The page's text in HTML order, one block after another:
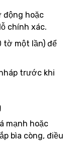
động hoặc
chính xác.
tờ một lần) để
trước khi
mạnh hoặc
bìa còng, điều